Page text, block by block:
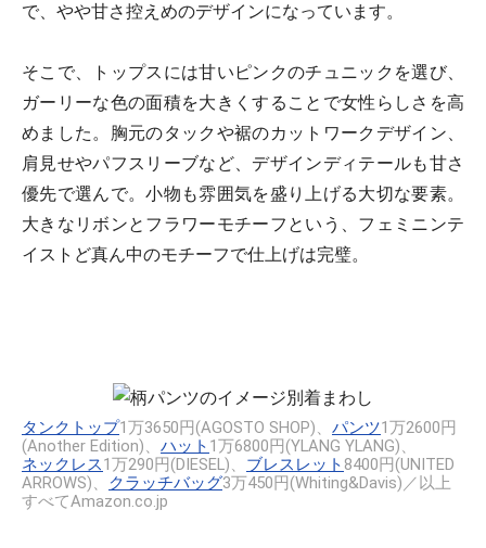
で、やや甘さ控えめのデザインになっています。
そこで、トップスには甘いピンクのチュニックを選び、
ガーリーな色の面積を大きくすることで女性らしさを高
めました。胸元のタックや裾のカットワークデザイン、
肩見せやパフスリーブなど、デザインディテールも甘さ
優先で選んで。小物も雰囲気を盛り上げる大切な要素。
大きなリボンとフラワーモチーフという、フェミニンテ
イストど真ん中のモチーフで仕上げは完璧。
タンクトップ1万3650円(AGOSTO SHOP)、 パンツ1万2600円
(Another Edition)、 ハット 1万6800円(YLANG YLANG)、
ネックレス1万290円(DIESEL)、 ブレスレット 8400円(UNITED
ARROWS)、
クラッチバッグ3万450円(Whiting&Davis)／以上
すべてAmazon.co.jp